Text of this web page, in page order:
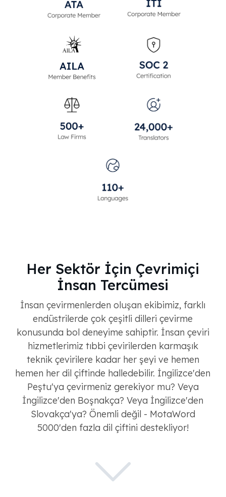
Her Sektör İçin Çevrimiçi
İnsan Tercümesi
İnsan çevirmenlerden oluşan ekibimiz, farklı
endüstrilerde çok çeşitli dilleri çevirme
konusunda bol deneyime sahiptir. İnsan çeviri
hizmetlerimiz tıbbi çevirilerden karmaşık
teknik çevirilere kadar her şeyi ve hemen
hemen her dil çiftinde halledebilir. İngilizce'den
Peştu'ya çevirmeniz gerekiyor mu? Veya
İngilizce'den Boşnakça? Veya İngilizce'den
Slovakça'ya? Önemli değil - MotaWord
5000'den fazla dil çiftini destekliyor!